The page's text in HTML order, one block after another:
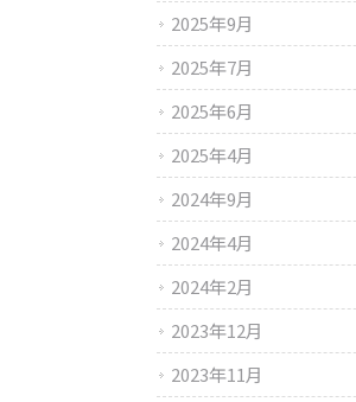
2025年9月
2025年7月
2025年6月
2025年4月
2024年9月
2024年4月
2024年2月
2023年12月
2023年11月